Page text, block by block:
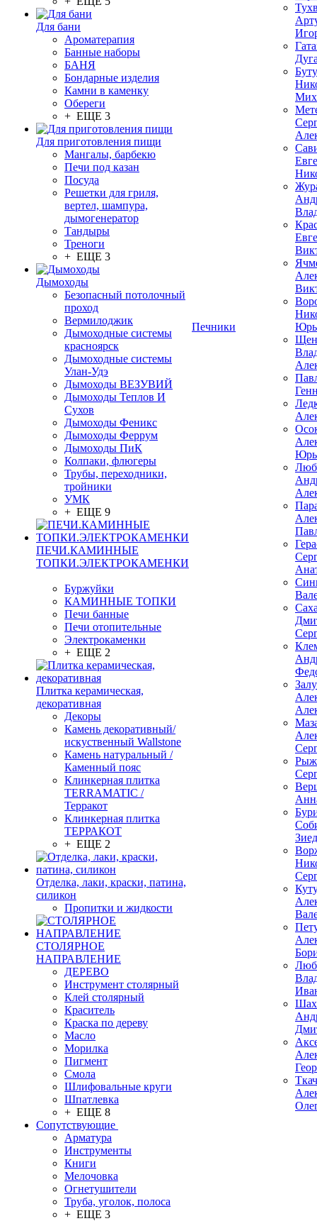
Для бани
Ароматерапия
Банные наборы
БАНЯ
Бондарные изделия
Камни в каменку
Обереги
+ ЕЩЕ 3
Для приготовления пищи
Мангалы, барбекю
Печи под казан
Посуда
Решетки для гриля,
вертел, шампура,
дымогенератор
Тандыры
Треноги
+ ЕЩЕ 3
Дымоходы
Безопасный потолочный
проход
Вермилоджик
Дымоходные системы
красноярск
Дымоходные системы
Улан-Удэ
Дымоходы ВЕЗУВИЙ
Дымоходы Теплов И
Сухов
Дымоходы Феникс
Дымоходы Феррум
Дымоходы ПиК
Колпаки, флюгеры
Трубы, переходники,
тройники
УМК
+ ЕЩЕ 9
ПЕЧИ.КАМИННЫЕ
ТОПКИ.ЭЛЕКТРОКАМЕНКИ
Буржуйки
КАМИННЫЕ ТОПКИ
Печи банные
Печи отопительные
Электрокаменки
+ ЕЩЕ 2
Плитка керамическая,
декоративная
Декоры
Камень декоративный/
искуственный Wallstone
Камень натуральный /
Каменный пояс
Клинкерная плитка
TERRAMATIC /
Терракот
Клинкерная плитка
ТЕРРАКОТ
+ ЕЩЕ 2
Отделка, лаки, краски, патина,
силикон
Пропитки и жидкости
СТОЛЯРНОЕ
НАПРАВЛЕНИЕ
ДЕРЕВО
Инструмент столярный
Клей столярный
Краситель
Краска по дереву
Масло
Морилка
Пигмент
Смола
Шлифовальные круги
Шпатлевка
+ ЕЩЕ 8
Сопутствующие
Арматура
Инструменты
Книги
Мелочовка
Огнетушители
Труба, уголок, полоса
+ ЕЩЕ 3
Печники